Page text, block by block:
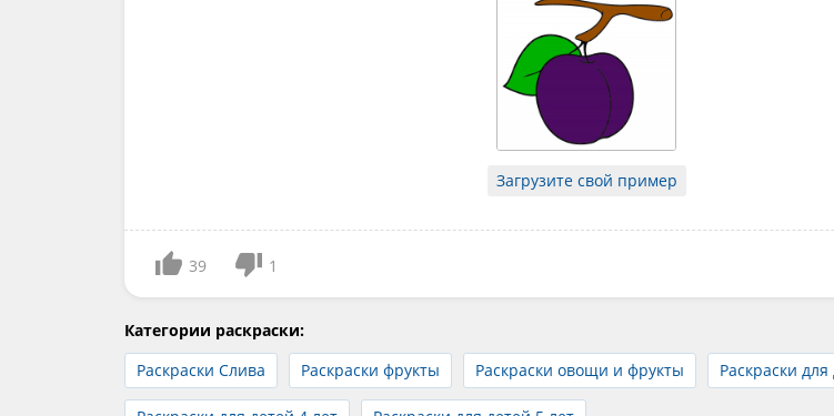
Загрузите свой пример
39 1
Категории раскраски:
Раскраски Слива
Раскраски фрукты Раскраски овощи и фрукты Раскраски